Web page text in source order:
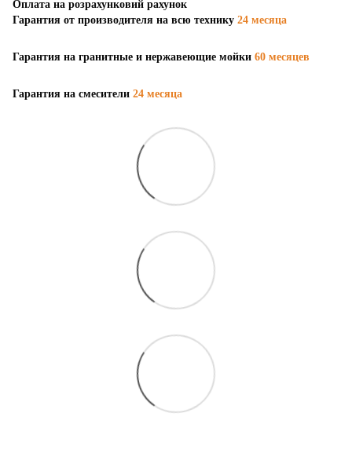
Оплата на розрахунковий рахунок
Гарантия от производителя на всю технику 24 месяца
Гарантия на гранитные и нержавеющие мойки 60 месяцев
Гарантия на смесители 24 месяца